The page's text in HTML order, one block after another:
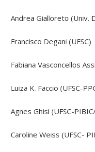
Andrea Gialloreto (Univ.
Francisco Degani (UFSC)
Fabiana Vasconcellos
Luiza K. Faccio (UFSC-
Agnes Ghisi (UFSC-
Caroline Weiss (UFSC-